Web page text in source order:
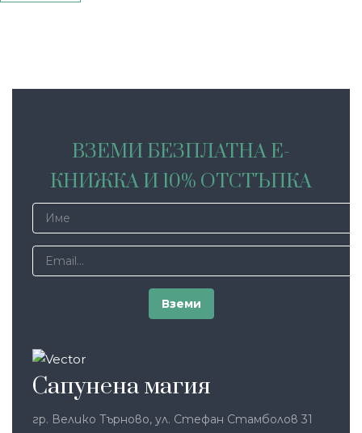
ВЗЕМИ БЕЗПЛАТНА Е-
КНИЖКА И 10% ОТСТЪПКА
Сапунена магия
гр. Велико Търново, ул. Стефан Стамболов 31